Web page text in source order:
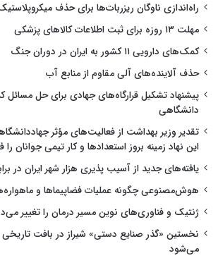
راه‌اندازی ناوگان ریزربات‌ها برای حذف
مهلت ۱۳ روزه برای ثبت اطلاعات کالاهای پزشکی
کمک‌های دارویی ۱۱ کشور به ایران در دوران جنگ
حذف آلاینده‌های آلی مقاوم از منابع آب
پیشنهاد تشکیل قرارگاه‌های جهادی برای حل مسائل
دانشگاهی
تقدیر وزیر بهداشت از فعالیت‌های مؤثر
این نهاد زمینه بروز استعدادها و کار تیمی جوانان را
یافته‌های جدید از آسیب پذیری هزار شهر ایران در
هوش‌مصنوعی چگونه عملیات فضاپیماها و
ژنتیک و فناوری‌های نوین مسیر درمان را تغییر
نخستین «گذر صنایع دستی» شیراز در بافت تاریخی
می‌شود